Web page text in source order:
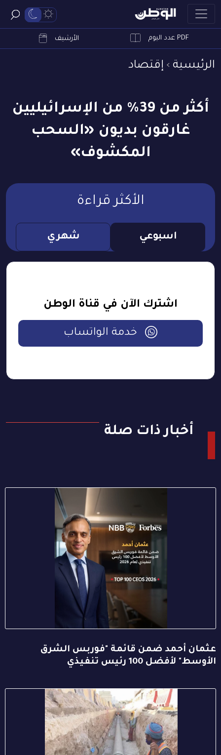
PDF عدد اليوم الأرشيف
الرئيسية إقتصاد
أكثر من 39% من الإسرائيليين
غارقون بديون «السحب
المكشوف»
الأكثر قراءة
اسبوعي شهري
اشترك الآن في قناة الوطن
خدمة الواتساب
أخبار ذات صلة
عثمان أحمد ضمن قائمة "فوربس الشرق
الأوسط" لأفضل 100 رئيس تنفيذي